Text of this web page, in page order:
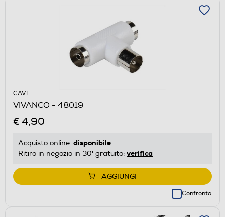
CAVI
VIVANCO - 48019
€ 4,90
Acquisto online: disponibile
Ritiro in negozio in 30' gratuito: verifica
AGGIUNGI
Confronta